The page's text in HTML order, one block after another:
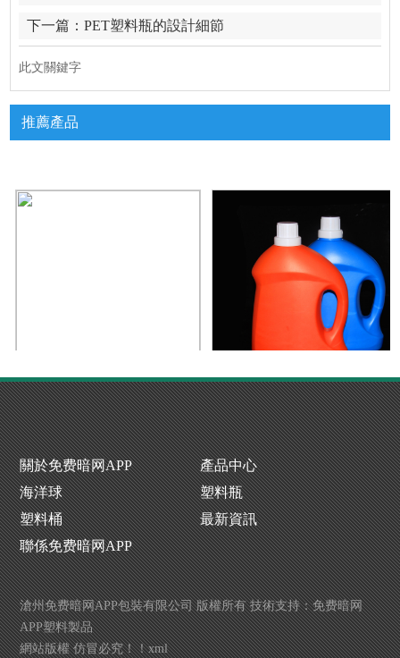
個關鍵溫度
下一篇：PET塑料瓶的設計細節
此文關鍵字
推薦產品
化工塑料桶批發 暗网TV完整版APP下载生產廠家
化工塑料桶批發 暗网TV完整版APP下载生產廠家
關於免费暗网APP
產品中心
海洋球
塑料瓶
塑料桶
最新資訊
聯係免费暗网APP
滄州免费暗网APP包裝有限公司 版權所有 技術支持：免费暗网
APP塑料製品
網站版權 仿冒必究！！xml